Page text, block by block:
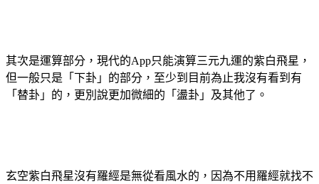
其次是運算部分，現代的App只能演算三元九運的紫白飛星，
但一般只是「下卦」的部分，至少到目前為止我沒有看到有
「替卦」的，更別說更加微細的「盪卦」及其他了。
玄空紫白飛星沒有羅經是無從看風水的，因為不用羅經就找不